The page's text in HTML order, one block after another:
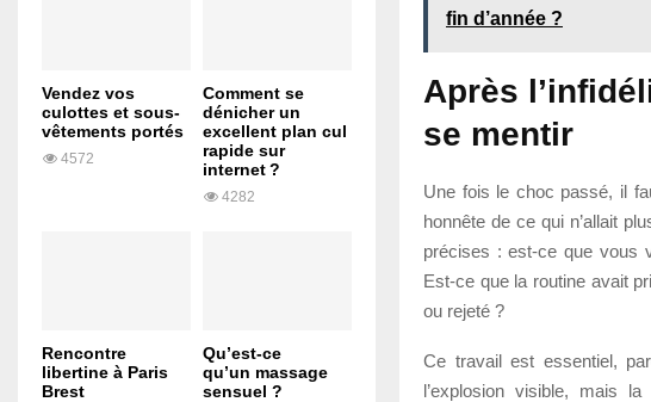
fin d’année ?
Après
se mentir
Une fois le choc passé, il
honnête de ce qui n’allait
précises : est-ce que vous
Est-ce que la routine avait
ou rejeté ?
Ce travail est essentiel,
l’explosion visible, mais
Vendez vos
culottes et sous-
vêtements portés
4572
Comment se
dénicher un
excellent plan cul
rapide sur
internet ?
4282
Rencontre
libertine à Paris
Brest
Qu’est-ce
qu’un massage
sensuel ?